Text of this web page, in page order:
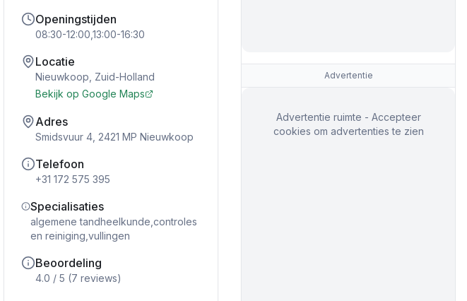
Openingstijden
08:30-12:00,13:00-16:30
Locatie
Nieuwkoop Zuid-Holland
Bekijk op Google Maps
Adres
Smidsvuur 4, 2421 MP Nieuwkoop
Telefoon
+31 172 575 395
Specialisaties
algemene tandheelkunde,controles
en reiniging,vullingen
Beoordeling
4.0 / 5 (7 reviews)
Advertentie
Advertentie ruimte - Accepteer
cookies om advertenties te zien